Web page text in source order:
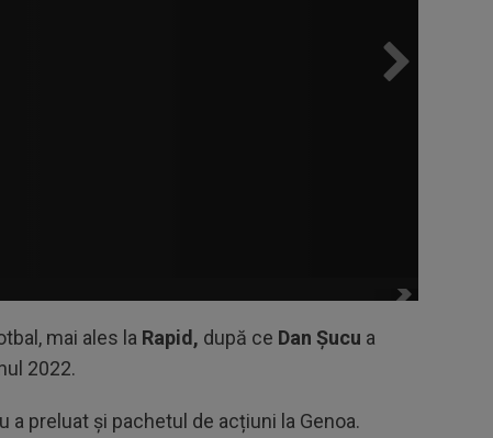
mai ales la Rapid, după ce Dan Șucu a
2022.
a preluat și pachetul de acțiuni la Genoa.